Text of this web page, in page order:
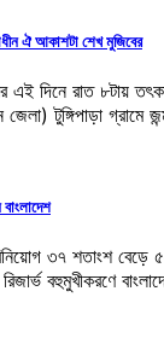
ঐ আকাশটা শেখ মুজিবের
দিনে রাত ৮টায়
জেলা) টুঙ্গিপাড়া গ্রামে
৩৭ শতাংশ বেড়ে
বহুমুখীকরণে